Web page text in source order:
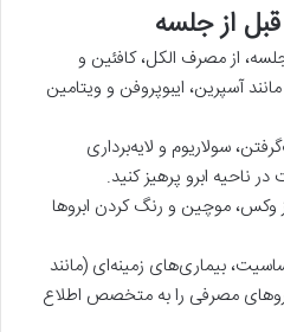
از جلسه
از جلسه، از مصرف الکل، کافئین و
آسپرین، ایبوپروفن و ویتامین
سولاریوم و لایه‌برداری
ناحیه ابرو پرهیز کنید.
وکس، موچین و رنگ کردن ابروها
بیماری‌های زمینه‌ای (مانند
مصرفی را به متخصص اطلاع